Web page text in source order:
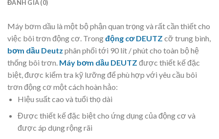
ĐÁNH GIÁ (0)
Máy bơm dầu là một bộ phận quan trọng và rất cần thiết cho
việc bôi trơn động cơ. Trongđộng cơ DEUTZ cỡ trung bình,
bơm dầu Deutz phân phối tới 90 lít / phút cho toàn bộ hệ
thống bôi trơn. Máy bơm dầu DEUTZ được thiết kế đặc
biệt, được kiểm tra kỹ lưỡng để phù hợp với yêu cầu bôi
trơn động cơ một cách hoàn hảo:
Hiệu suất cao và tuổi thọ dài
Được thiết kế đặc biệt cho ứng dụng của động cơ và
được áp dụng rộng rãi